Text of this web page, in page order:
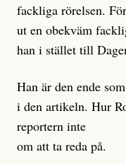
fackliga rörelsen.
ut en obekväm
han i stället till
Han är den ende
i den artikeln. Hur
reportern inte
om att ta reda på.